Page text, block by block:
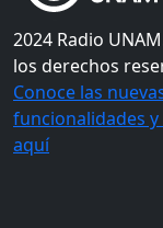
2024 Radio
los derechos
Conoce las
funcionalidades
aquí